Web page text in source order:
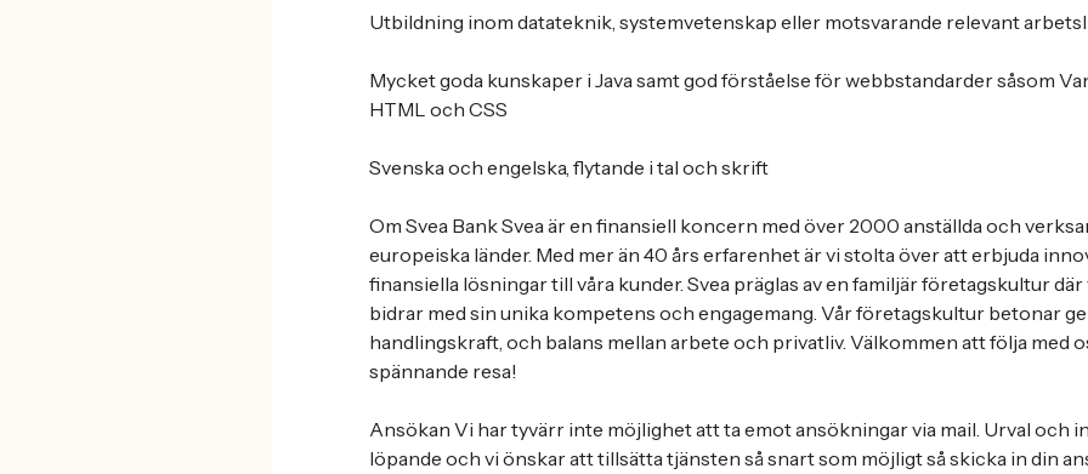
Utbildning inom datateknik, systemvetenskap eller motsvarande relevant
Mycket goda kunskaper i Java samt god förståelse för webbstandarder såsom
HTML och CSS
Svenska och engelska, flytande i tal och skrift
Om Svea Bank Svea är en finansiell koncern med över 2000 anställda och
europeiska länder. Med mer än 40 års erfarenhet är vi stolta över att erbjuda
finansiella lösningar till våra kunder. Svea präglas av en familjär företagskultur
bidrar med sin unika kompetens och engagemang. Vår företagskultur betonar
handlingskraft, och balans mellan arbete och privatliv. Välkommen att följa med
spännande resa!
Ansökan Vi har tyvärr inte möjlighet att ta emot ansökningar via mail. Urval och
löpande och vi önskar att tillsätta tjänsten så snart som möjligt så skicka in din